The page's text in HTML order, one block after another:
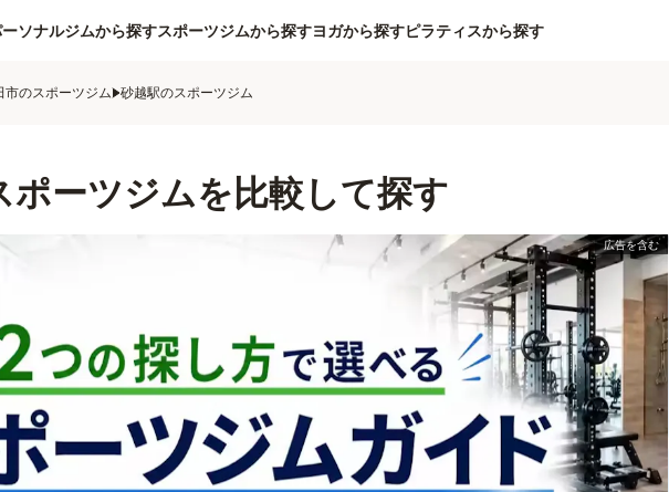
ソナルジムから探すスポーツジムから探すヨガから探すピラティスから探す
市のスポーツジム 砂越駅のスポーツジム
ポーツジムを比較して探す